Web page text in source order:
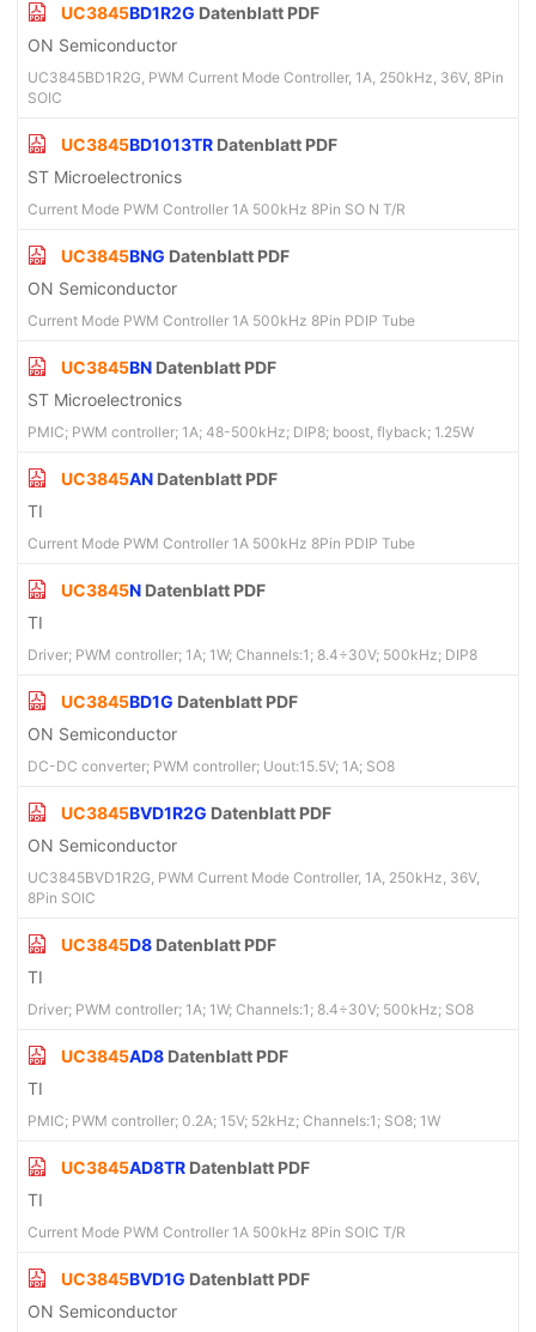
UC3845BD1R2G Datenblatt PDF
ON Semiconductor
UC3845BD1R2G, PWM Current Mode Controller, 1A, 250kHz, 36V, 8Pin
SOIC
UC3845BD1013TR Datenblatt PDF
ST Microelectronics
Current Mode PWM Controller 1A 500kHz 8Pin SO N T/R
UC3845BNG Datenblatt PDF
ON Semiconductor
Current Mode PWM Controller 1A 500kHz 8Pin PDIP Tube
UC3845BN Datenblatt PDF
ST Microelectronics
PMIC; PWM controller; 1A; 48-500kHz; DIP8; boost, flyback; 1.25W
UC3845AN Datenblatt PDF
TI
Current Mode PWM Controller 1A 500kHz 8Pin PDIP Tube
UC3845N Datenblatt PDF
TI
Driver; PWM controller; 1A; 1W; Channels:1; 8.4÷30V; 500kHz; DIP8
UC3845BD1G Datenblatt PDF
ON Semiconductor
DC-DC converter; PWM controller; Uout:15.5V; 1A; SO8
UC3845BVD1R2G Datenblatt PDF
ON Semiconductor
UC3845BVD1R2G, PWM Current Mode Controller, 1A, 250kHz, 36V,
8Pin SOIC
UC3845D8 Datenblatt PDF
TI
Driver; PWM controller; 1A; 1W; Channels:1; 8.4÷30V; 500kHz; SO8
UC3845AD8 Datenblatt PDF
TI
PMIC; PWM controller; 0.2A; 15V; 52kHz; Channels:1; SO8; 1W
UC3845AD8TR Datenblatt PDF
TI
Current Mode PWM Controller 1A 500kHz 8Pin SOIC T/R
UC3845BVD1G Datenblatt PDF
ON Semiconductor